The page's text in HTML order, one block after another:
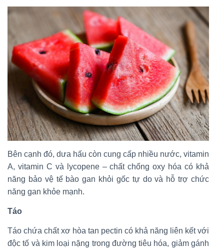
Bên cạnh đó, dưa hấu còn cung cấp nhiều nước, vitamin
A, vitamin C và lycopene – chất chống oxy hóa có khả
năng bảo vệ tế bào gan khỏi gốc tự do và hỗ trợ chức
năng gan khỏe mạnh.
Táo
Táo chứa chất xơ hòa tan pectin có khả năng liên kết với
độc tố và kim loại nặng trong đường tiêu hóa, giảm gánh